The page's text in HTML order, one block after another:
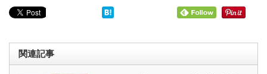
関連記事